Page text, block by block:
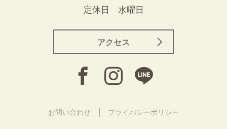
定休日 水曜日
アクセス
お問い合わせ プライバシーポリシー